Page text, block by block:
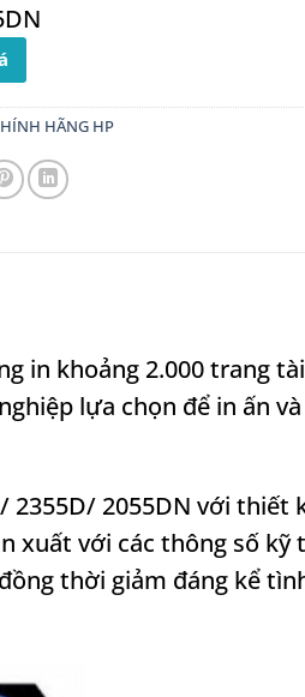
HÃNG HP
in khoảng 2.000 trang
lựa chọn để in ấn
2355D/ 2055DN với thiết
xuất với các thông số kỹ
thời giảm đáng kể